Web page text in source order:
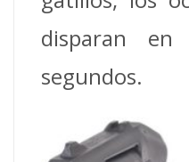
disparan
segundos.